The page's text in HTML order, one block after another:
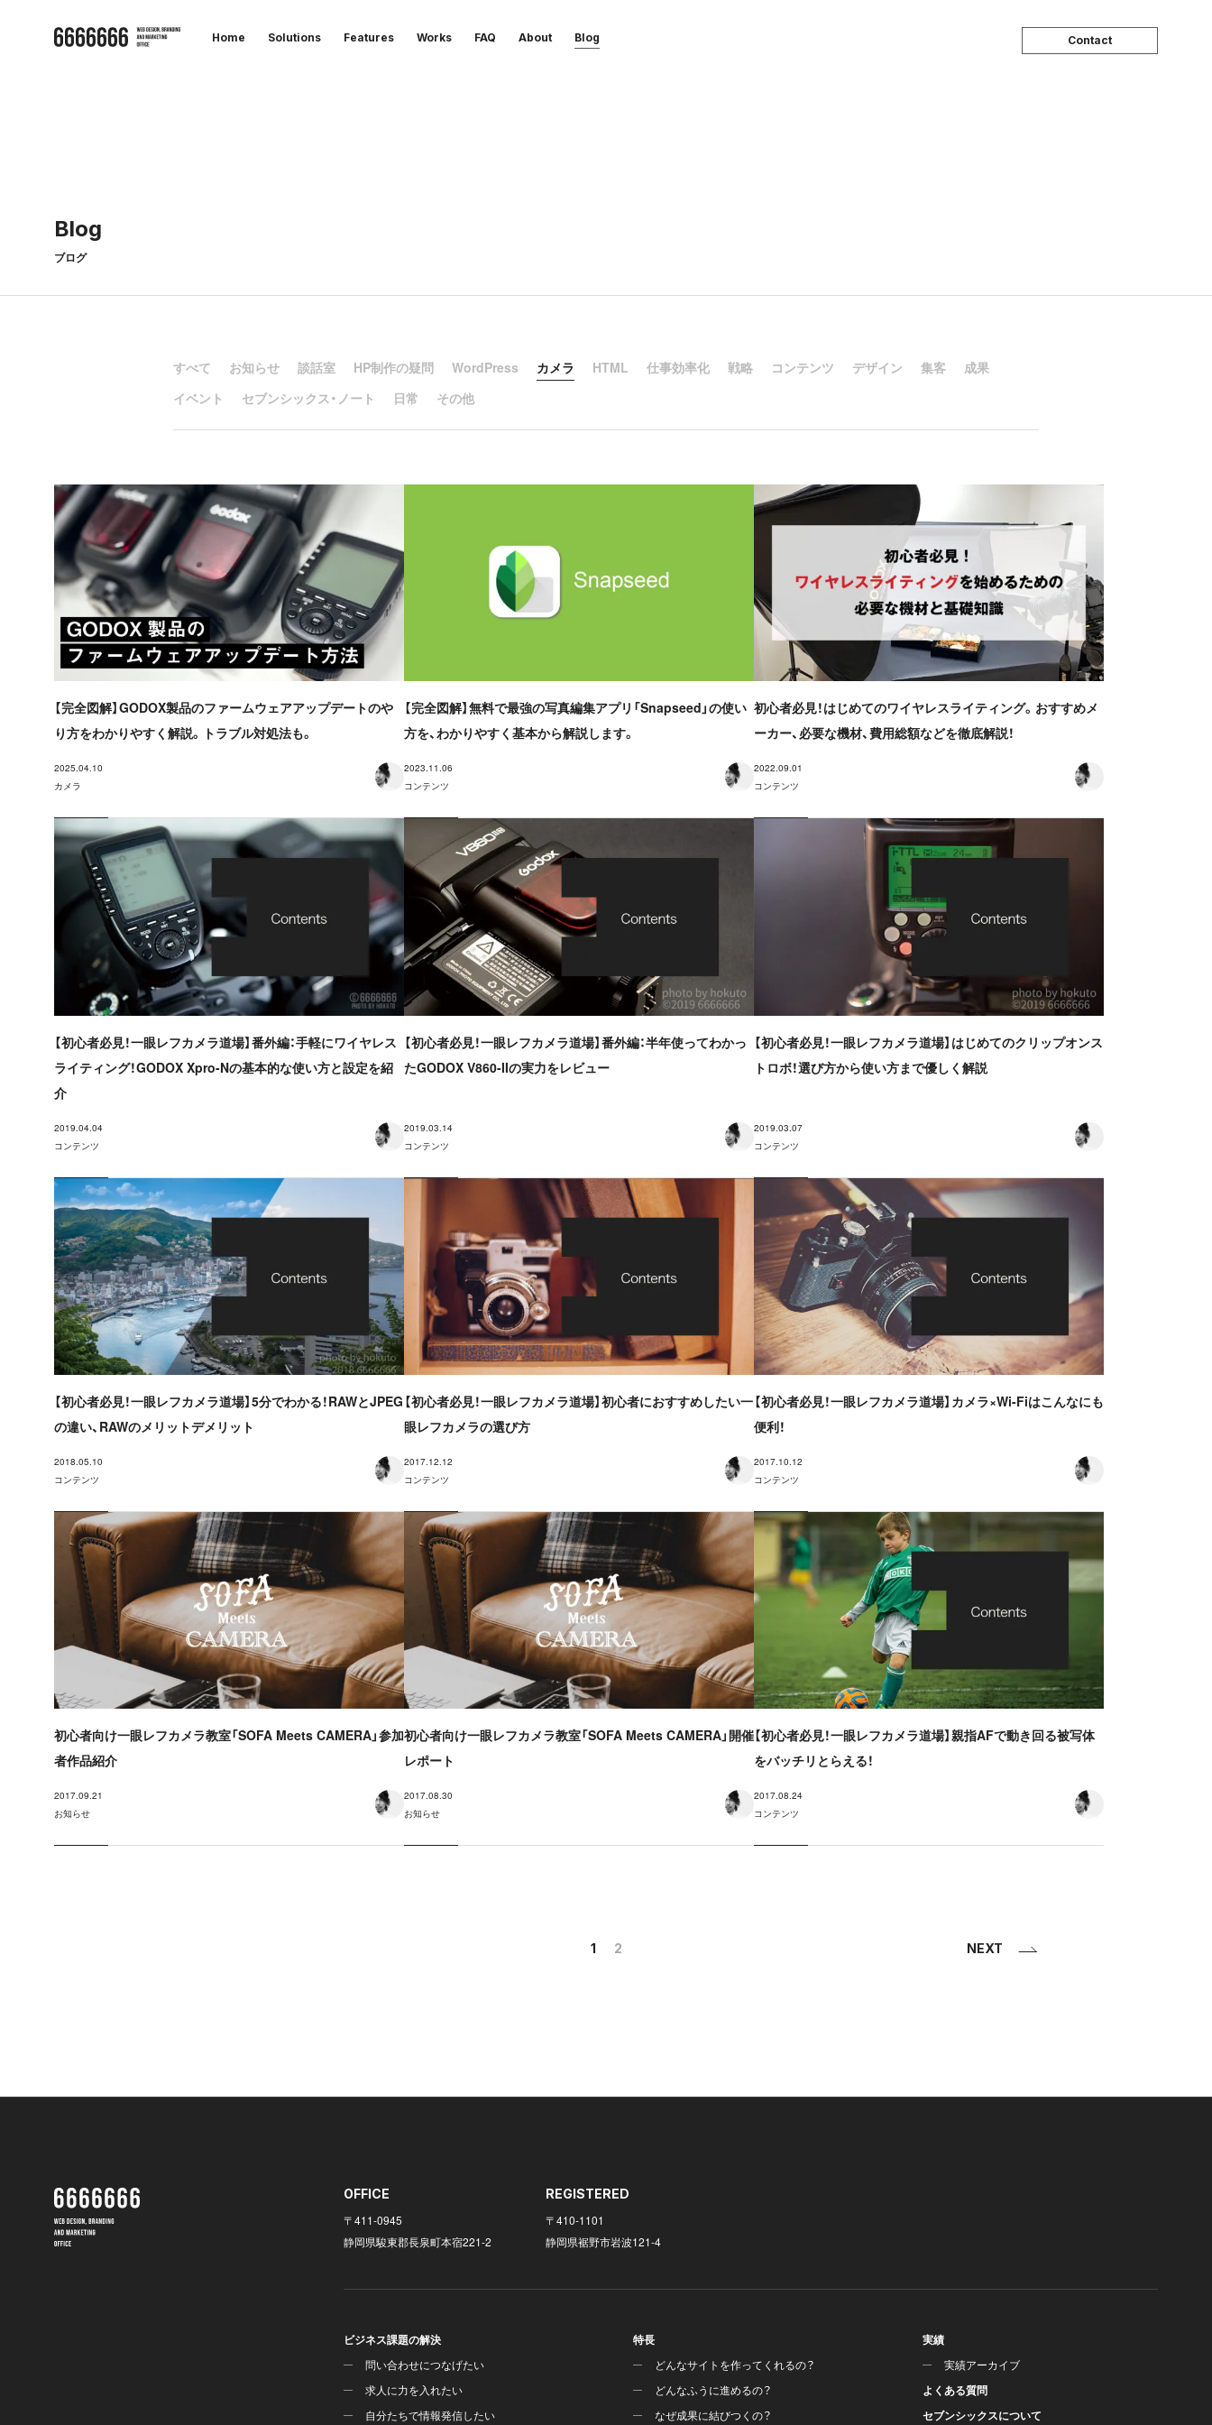
Home Solutions Features Works FAQ About Blog Contact
Blog
ブログ
すべて お知らせ 談話室 HP制作の疑問 WordPress カメラ HTML 仕事効率化 戦略 コンテンツ デザイン 集客
成果
イベント
セブンシックス・ノート 日常 その他
【完全図解】GODOX製品のファームウェアアップデートのや
り方をわかりやすく解説。トラブル対処法も。
2025.04.10
カメラ
【完全図解】無料で最強の写真編集アプリ「Snapseed」の使い
方を、わかりやすく基本から解説します。
2023.11.06
コンテンツ
初心者必見！はじめてのワイヤレスライティング。おすすめメ
ーカー、必要な機材、費用総額などを徹底解説！
2022.09.01
コンテンツ
【初心者必見！一眼レフカメラ道場】番外編：手軽にワイヤレス
ライティング！GODOX Xpro-Nの基本的な使い方と設定を紹
介
2019.04.04
コンテンツ
【初心者必見！一眼レフカメラ道場】番外編：半年使ってわかっ
たGODOX V860-IIの実力をレビュー
2019.03.14
コンテンツ
【初心者必見！一眼レフカメラ道場】はじめてのクリップオンス
トロボ！選び方から使い方まで優しく解説
2019.03.07
コンテンツ
【初心者必見！一眼レフカメラ道場】5分でわかる！RAWとJPEG
の違い、RAWのメリットデメリット
2018.05.10
コンテンツ
【初心者必見！一眼レフカメラ道場】初心者におすすめしたい一
眼レフカメラの選び方
2017.12.12
コンテンツ
【初心者必見！一眼レフカメラ道場】カメラ×Wi-Fiはこんなにも
便利！
2017.10.12
コンテンツ
初心者向け一眼レフカメラ教室「SOFA Meets CAMERA」参加
者作品紹介
2017.09.21
お知らせ
初心者向け一眼レフカメラ教室「SOFA Meets CAMERA」開催
レポート
2017.08.30
お知らせ
【初心者必見！一眼レフカメラ道場】親指AFで動き回る被写体
をバッチリとらえる！
2017.08.24
コンテンツ
1 2 NEXT
OFFICE
〒411-0945
静岡県駿東郡長泉町本宿221-2
REGISTERED
〒410-1101
静岡県裾野市岩波121-4
ビジネス課題の解決
問い合わせにつなげたい
求人に力を入れたい
自分たちで情報発信したい
特長
どんなサイトを作ってくれるの？
どんなふうに進めるの？
なぜ成果に結びつくの？
実績
実績アーカイブ
よくある質問
セブンシックスについて